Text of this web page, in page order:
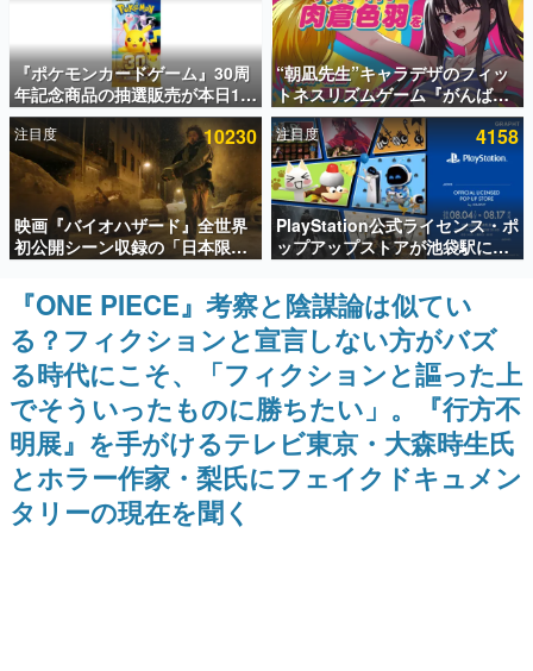
電ファミのいま読まれている記事ランキング
アプリセール情報
インタビュー
連載・特集一覧
殿堂入り記事
SNS拡散数が数千以上！ ページビュー数万以上！ などな
ど。多くの人々に読まれた、電ファミ渾身の“殿堂入り”記
事をまとめました。
ゲームの企画書
名作ゲームクリエイターの方々に製作時のエピソードをお
聞きし、ヒットする企画（ゲーム）とは何か？を探ってい
きます。
赫本
この物語を解いてはいけない。『赫本』は、〈試験問題〉
の形をした短編ホラー小説集です。
新世代に訊く
これからのデジタルゲーム市場を担う若きクリエイター達
の姿を追い、彼らのルーツと情熱を探っていきます。
『ポケモンカードゲーム』30周
年記念商品の抽選販売が本日12
時より開始。拡張パック「30th
CELEBRATION」のボックス
に、「プレミアムデッキセット
エーフィ・ブラッキー」
「FUTURISTIC BOX」の計3商
品
“朝凪先生”キャラデザのフィッ
トネスリズムゲーム『がんば
れ！チアリズム』Steamストア
ページが公開。キャラクターの
CVは陽向葵ゅかさん
注目度 10230
映画『バイオハザード』全世界
初公開シーン収録の「日本限
定」予告映像が解禁。バイオの
日（8月10日）にあわせて、
「ラクーンシティ総合病院」へ
行く配達人の姿が披露
注目度 4158
PlayStation公式ライセンス・ポ
ップアップストアが池袋駅にて
期間限定で開催。夏のアパレル
や『ブラッドボーン』の新作ア
イテムが登場
『ONE PIECE』考察と陰謀論は似てい
る？フィクションと宣言しない方がバズ
る時代にこそ、「フィクションと謳った上
でそういったものに勝ちたい」。『行方不
明展』を手がけるテレビ東京・大森時生氏
とホラー作家・梨氏にフェイクドキュメン
タリーの現在を聞く